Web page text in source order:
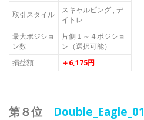
取引スタイル
スキャルピング , デ
イトレ
最大ポジショ
ン数
片側１～４ポジショ
ン（選択可能）
損益額
＋6,175円
第８位 Double_Eagle_01